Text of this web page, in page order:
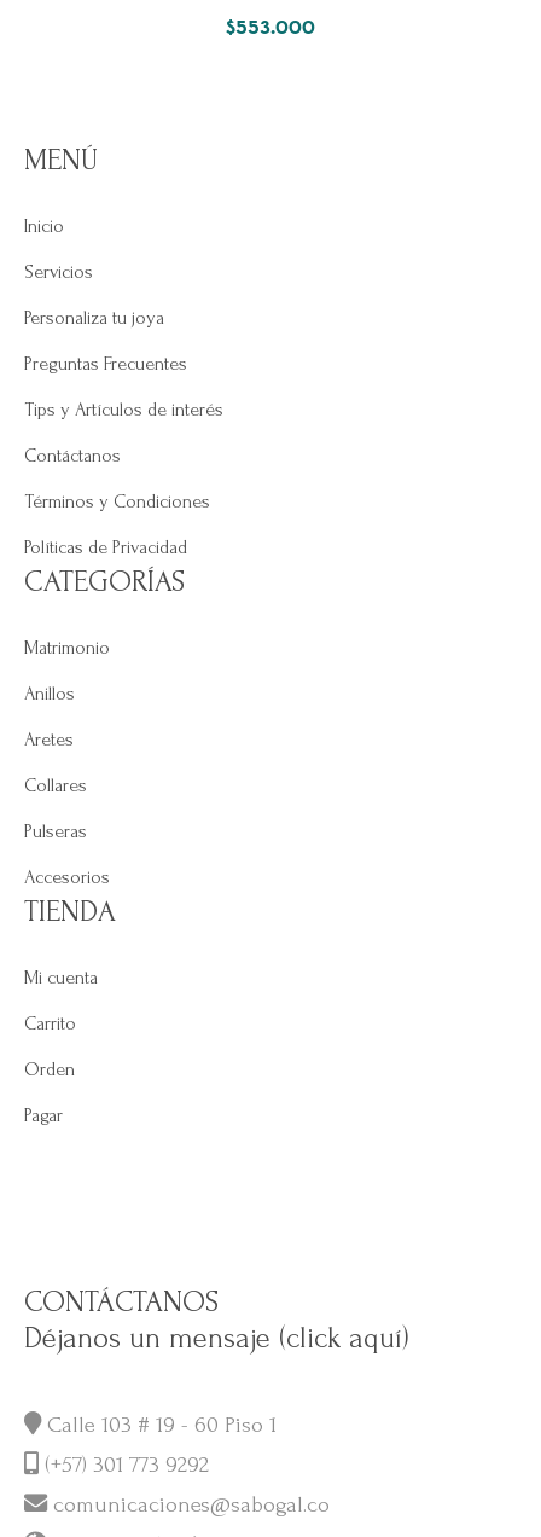
$553.000
MENÚ
Inicio
Servicios
Personaliza tu joya
Preguntas Frecuentes
Tips y Artículos de interés
Contáctanos
Términos y Condiciones
Políticas de Privacidad
CATEGORÍAS
Matrimonio
Anillos
Aretes
Collares
Pulseras
Accesorios
TIENDA
Mi cuenta
Carrito
Orden
Pagar
CONTÁCTANOS
Déjanos un mensaje (click aquí)
Calle 103 # 19 - 60 Piso 1
(+57) 301 773 9292
comunicaciones@sabogal.co